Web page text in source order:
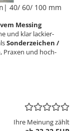
40/ 60/ 100 mm
Mes­sing
und klar la­ckier­
Son­der­zei­chen /
Pra­xen und hoch­
Ihre Meinung zählt